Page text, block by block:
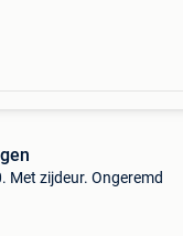
Met zijdeur. Ongeremd